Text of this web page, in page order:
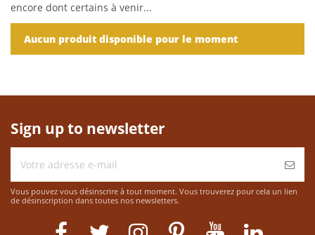
encore dont certains à venir...
Aucun produit disponible pour le moment
Sign up to newsletter
Vous pouvez vous désinscrire à tout moment. Vous trouverez pour cela un lien
de désinscription dans toutes nos newsletters.